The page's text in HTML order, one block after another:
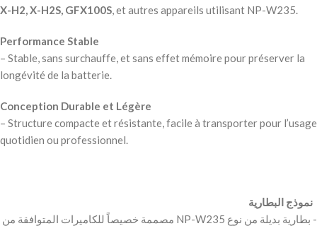
X-H2, X-H2S, GFX100S, et autres appareils utilisant NP-W235.
Performance Stable
– Stable, sans surchauffe, et sans effet mémoire pour préserver la
longévité de la batterie.
Conception Durable et Légère
– Structure compacte et résistante, facile à transporter pour l’usage
quotidien ou professionnel.
‫- بطارية بديلة من نوع NP-W235 مصممة خصيصاً للكاميرات المتوافقة من